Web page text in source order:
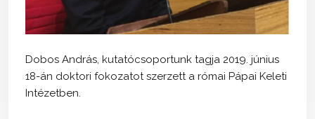
Dobos András, kutatócsoportunk tagja 2019. június
18-án doktori fokozatot szerzett a római Pápai Keleti
Intézetben.